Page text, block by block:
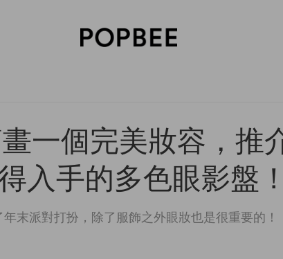
一個完美妝容，推
入手的多色眼影盤！
年末派對打扮，除了服飾之外眼妝也是很重要的！